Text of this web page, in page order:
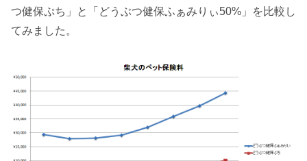
つ健保ぷち」と「どうぶつ健保ふぁみりぃ50%」を比較し
てみました。